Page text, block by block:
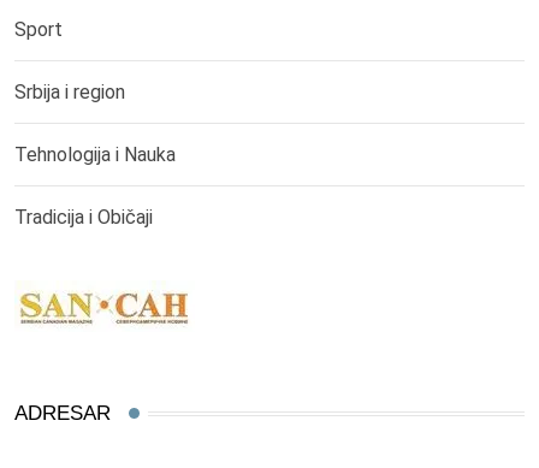
Sport
Srbija i region
Tehnologija i Nauka
Tradicija i Običaji
ADRESAR